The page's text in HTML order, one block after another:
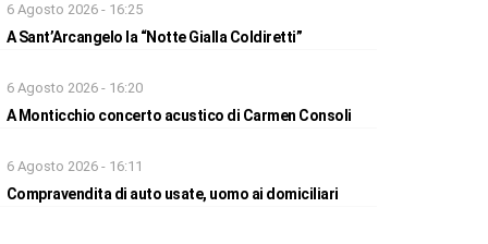
6 Agosto 2026 - 16:25
A Sant’Arcangelo la “Notte Gialla Coldiretti”
6 Agosto 2026 - 16:20
A Monticchio concerto acustico di Carmen Consoli
6 Agosto 2026 - 16:11
Compravendita di auto usate, uomo ai domiciliari